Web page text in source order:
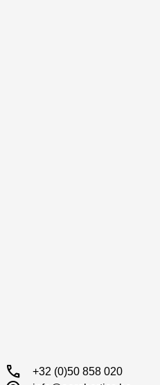
call +32 (0)50 858 020